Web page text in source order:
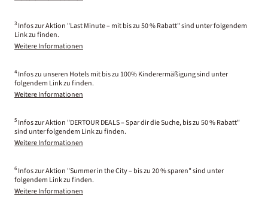
3 Infos zur Aktion "Last Minute – mit bis zu 50 % Rabatt" sind unter folgendem
Link zu finden.
Weitere Informationen
4 Infos zu unseren Hotels mit bis zu 100% Kinderermäßigung sind unter
folgendem Link zu finden.
Weitere Informationen
5 Infos zur Aktion "DERTOUR DEALS – Spar dir die Suche, bis zu 50 % Rabatt"
sind unter folgendem Link zu finden.
Weitere Informationen
6 Infos zur Aktion "Summer in the City – bis zu 20 % sparen" sind unter
folgendem Link zu finden.
Weitere Informationen